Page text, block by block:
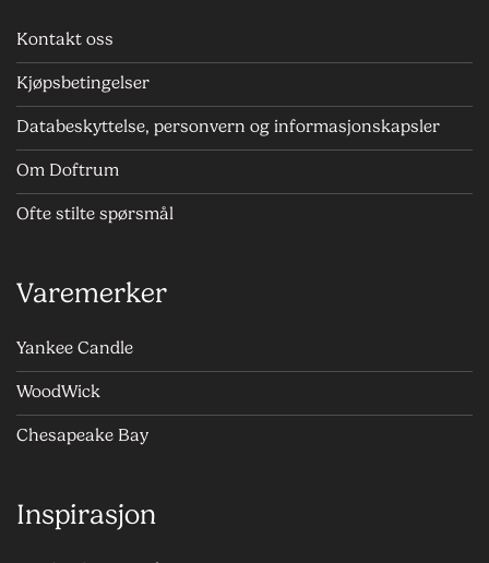
Kontakt oss
Kjøpsbetingelser
Databeskyttelse, personvern og informasjonskapsler
Om Doftrum
Ofte stilte spørsmål
Varemerker
Yankee Candle
WoodWick
Chesapeake Bay
Inspirasjon